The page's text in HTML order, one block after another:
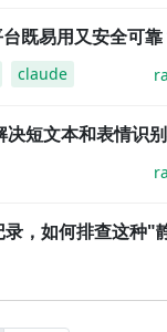
既易用又安全可靠
claude
短文本和表情识
，如何排查这种"